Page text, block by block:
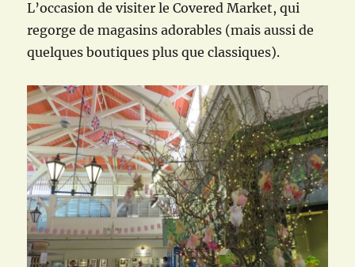
L’occasion de visiter le Covered Market, qui
regorge de magasins adorables (mais aussi de
quelques boutiques plus que classiques).